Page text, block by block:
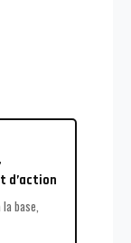
d’action
base,